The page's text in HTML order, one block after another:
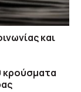
και
κρούσματα